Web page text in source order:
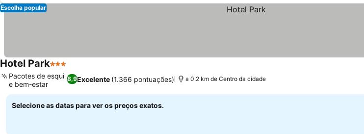
Escolha popular
Hotel Park3 Estrelas
8,9Excelente (1.366 pontuações)
Pacotes de esqui
e bem-estar
a 0.2 km de Centro da cidade
Selecione as datas para ver os preços exatos.